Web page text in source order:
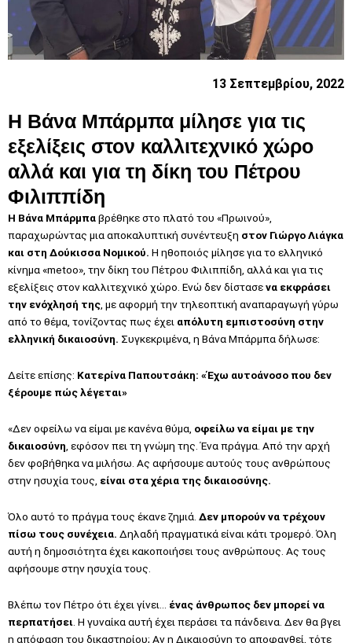
13 Σεπτεμβρίου, 2022
H Βάνα Μπάρμπα μίλησε για τις
εξελίξεις στον καλλιτεχνικό χώρο
αλλά και για τη δίκη του Πέτρου
Φιλιππίδη
H Βάνα Μπάρμπαβρέθηκε στο πλατό του «Πρωινού»,
παραχωρώντας μια αποκαλυπτική συνέντευξη στον Γιώργο Λιάγκα
και στη Δούκισσα Νομικού. Η ηθοποιός μίλησε για το ελληνικό
κίνημα «metoo», την δίκη του Πέτρου Φιλιππίδη, αλλά και για τις
εξελίξεις στον καλλιτεχνικό χώρο. Ενώ δεν δίστασενα εκφράσει
την ενόχλησή της, με αφορμή την τηλεοπτική αναπαραγωγή γύρω
από το θέμα, τονίζοντας πως έχει απόλυτη εμπιστοσύνη στην
ελληνική δικαιοσύνη. Συγκεκριμένα, η Βάνα Μπάρμπα δήλωσε:
Δείτε επίσης: Κατερίνα Παπουτσάκη: «Έχω αυτοάνοσο που δεν
ξέρουμε πώς λέγεται»
«Δεν οφείλω να είμαι με κανένα θύμα, οφείλω να είμαι με την
δικαιοσύνη , εφόσον πει τη γνώμη της. Ένα πράγμα. Από την αρχή
δεν φοβήθηκα να μιλήσω. Ας αφήσουμε αυτούς τους ανθρώπους
στην ησυχία τους, είναι στα χέρια της δικαιοσύνης.
Όλο αυτό το πράγμα τους έκανε ζημιά. Δεν μπορούν να τρέχουν
πίσω τους συνέχεια. Δηλαδή πραγματικά είναι κάτι τρομερό. Όλη
αυτή η δημοσιότητα έχει κακοποιήσει τους ανθρώπους. Ας τους
αφήσουμε στην ησυχία τους.
Βλέπω τον Πέτρο ότι έχει γίνει… ένας άνθρωπος δεν μπορεί να
περπατήσει . Η γυναίκα αυτή έχει περάσει τα πάνδεινα. Δεν θα βγει
η απόφαση του δικαστηρίου; Αν η Δικαιοσύνη το αποφανθεί, τότε